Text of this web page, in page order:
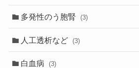
多発性のう胞腎 (3)
人工透析など (3)
白血病 (3)